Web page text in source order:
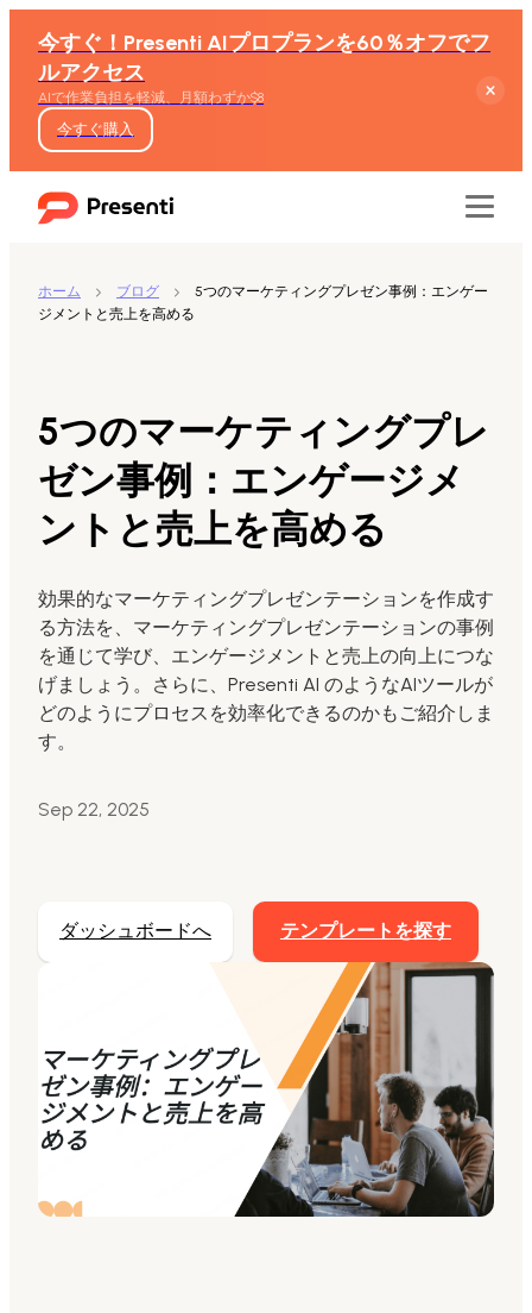
今すぐ！Presenti AIプロプランを60％オフでフ
ルアクセス
AIで作業負担を軽減、月額わずか$8
今すぐ購入
テキストからスライド生成
Wordからスライド生成
PDFからスライド生成
AIでスライド最適化
マーケティング用
AIスライドを活用したマーケティングコンテンツ
の変革
Presenti AI
AI PPT作成ツール、Gammaの代替
Presenti AIをサイトやアプリに導入
ホーム ブログ
5つのマーケティングプレゼン事例：エンゲー
ジメントと売上を高める
5つのマーケティングプレ
ゼン事例：エンゲージメ
ントと売上を高める
効果的なマーケティングプレゼンテーションを作成す
る方法を、マーケティングプレゼンテーションの事例
を通じて学び、エンゲージメントと売上の向上につな
げましょう。さらに、Presenti AI のようなAIツールが
どのようにプロセスを効率化できるのかもご紹介しま
す。
Sep 22, 2025
ダッシュボードへ テンプレートを探す